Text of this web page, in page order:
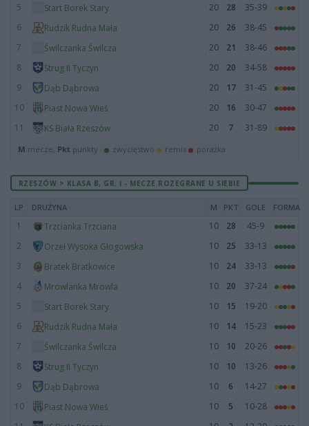
5
Start Borek Stary 20 28
35-39
6
Rudzik Rudna Mała 20 26
38-45
7
Świlczanka Świlcza 20 21
38-46
8
Strug II Tyczyn 20 20
34-58
9
Dąb Dąbrowa 20 17
31-45
10
Piast Nowa Wieś 20 16
30-47
11
KS Biała Rzeszów 20 7 31-89
M mecze, Pkt punkty · zwycięstwo remis porażka
RZESZÓW > KLASA B, GR. I - MECZE ROZEGRANE U SIEBIE
LP DRUŻYNA M PKT GOLE FORMA
1 Trzcianka Trzciana 10 28
45-9
2
Orzeł Wysoka Głogowska 10 25
33-13
3
Bratek Bratkowice 10 24
33-13
4
Mrowlanka Mrowla 10 20
37-24
5
Start Borek Stary 10 15
19-20
6
Rudzik Rudna Mała 10 14
15-23
7
Świlczanka Świlcza 10 10
20-26
8
Strug II Tyczyn 10 10
13-26
9
Dąb Dąbrowa 10 6
14-27
10
Piast Nowa Wieś 10 5
10-28